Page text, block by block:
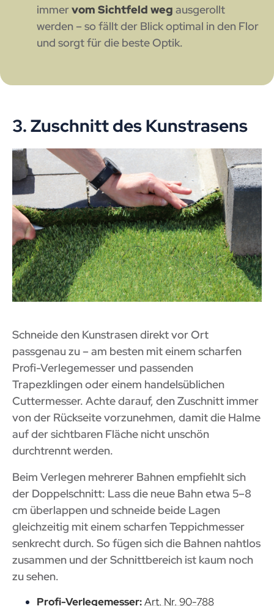
immervom Sichtfeld weg ausgerollt
werden – so fällt der Blick optimal in den Flor
und sorgt für die beste Optik.
3. Zuschnitt des Kunstrasens
Schneide den Kunstrasen direkt vor Ort
passgenau zu – am besten mit einem scharfen
Profi-Verlegemesser und passenden
Trapezklingen oder einem handelsüblichen
Cuttermesser. Achte darauf, den Zuschnitt immer
von der Rückseite vorzunehmen, damit die Halme
auf der sichtbaren Fläche nicht unschön
durchtrennt werden.
Beim Verlegen mehrerer Bahnen empfiehlt sich
der Doppelschnitt: Lass die neue Bahn etwa 5–8
cm überlappen und schneide beide Lagen
gleichzeitig mit einem scharfen Teppichmesser
senkrecht durch. So fügen sich die Bahnen nahtlos
zusammen und der Schnittbereich ist kaum noch
zu sehen.
Profi-Verlegemesser:Art. Nr. 90-788